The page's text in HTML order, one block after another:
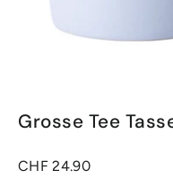
Grosse Tee
Normaler
CHF 24.90